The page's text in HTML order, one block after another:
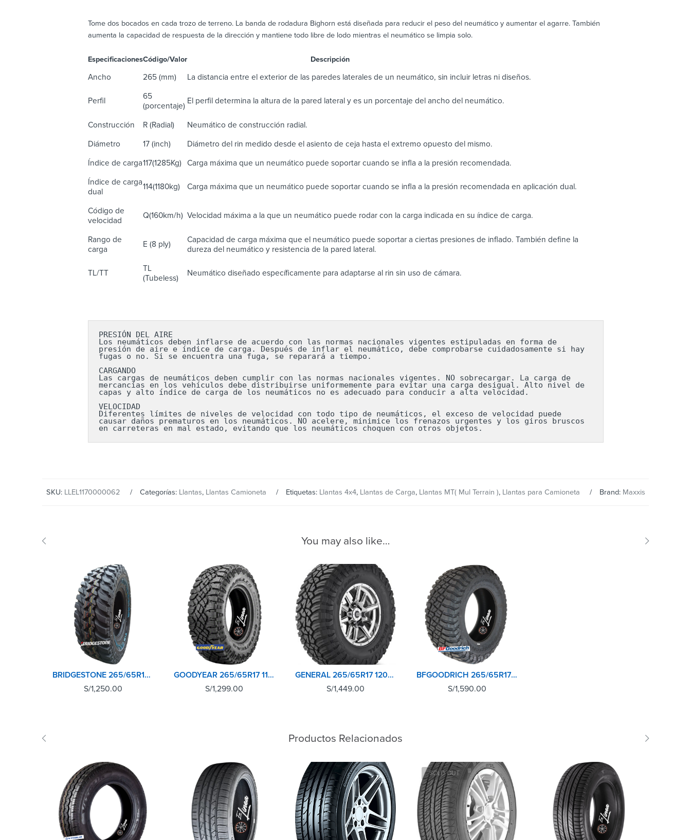
Tome dos bocados en cada trozo de terreno. La banda de rodadura Bighorn está diseñada para reducir el peso del neumático y aumentar el agarre. También
aumenta la capacidad de respuesta de la dirección y mantiene todo libre de lodo mientras el neumático se limpia solo.
EspecificacionesCódigo/ValorDescripción
Ancho 265 (mm) La distancia entre el exterior de las paredes laterales de un neumático, sin incluir letras ni diseños.
Perfil
65
(porcentaje)
El perfil determina la altura de la pared lateral y es un porcentaje del ancho del neumático.
Construcción R (Radial) Neumático de construcción radial.
Diámetro 17 (inch) Diámetro del rin medido desde el asiento de ceja hasta el extremo opuesto del mismo.
Índice de carga117(1285Kg) Carga máxima que un neumático puede soportar cuando se infla a la presión recomendada.
Índice de carga
dual
114(1180kg) Carga máxima que un neumático puede soportar cuando se infla a la presión recomendada en aplicación dual.
Código de
velocidad
Q(160km/h) Velocidad máxima a la que un neumático puede rodar con la carga indicada en su índice de carga.
Rango de
carga
E (8 ply)
Capacidad de carga máxima que el neumático puede soportar a ciertas presiones de inflado. También define la
dureza del neumático y resistencia de la pared lateral.
TL/TT
TL
(Tubeless)
Neumático diseñado específicamente para adaptarse al rin sin uso de cámara.
PRESIÓN DEL AIRE
Los neumáticos deben inflarse de acuerdo con las normas nacionales vigentes estipuladas en forma de
presión de aire e índice de carga. Después de inflar el neumático, debe comprobarse cuidadosamente si hay
fugas o no. Si se encuentra una fuga, se reparará a tiempo.
CARGANDO
Las cargas de neumáticos deben cumplir con las normas nacionales vigentes. NO sobrecargar. La carga de
mercancías en los vehículos debe distribuirse uniformemente para evitar una carga desigual. Alto nivel de
capas y alto índice de carga de los neumáticos no es adecuado para conducir a alta velocidad.
VELOCIDAD
Diferentes límites de niveles de velocidad con todo tipo de neumáticos, el exceso de velocidad puede
causar daños prematuros en los neumáticos. NO acelere, minimice los frenazos urgentes y los giros bruscos
en carreteras en mal estado, evitando que los neumáticos choquen con otros objetos.
SKU: LLEL1170000062 Categorías: Llantas, Llantas Camioneta Etiquetas: Llantas 4x4, Llantas de Carga, Llantas MT( Mul Terrain ), Llantas para Camioneta Brand: Maxxis
You may also like…
BRIDGESTONE 265/65R17 120Q 10PR DUELER M/T 674
S/1,250.00
GOODYEAR 265/65R17 112S WRANGLER DURATRAC
S/1,299.00
GENERAL 265/65R17 120S 10PR GRABBER X3 (USA)
S/1,449.00
BFGOODRICH 265/65R17 120/117Q LRE MUDKM3
S/1,590.00
Productos Relacionados
SOLD OUT